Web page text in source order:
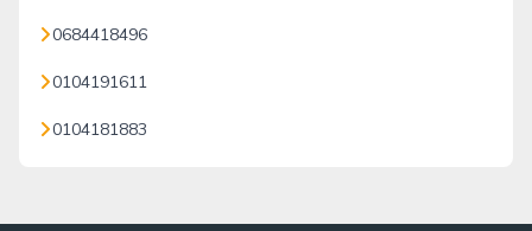
0684418496
0104191611
0104181883